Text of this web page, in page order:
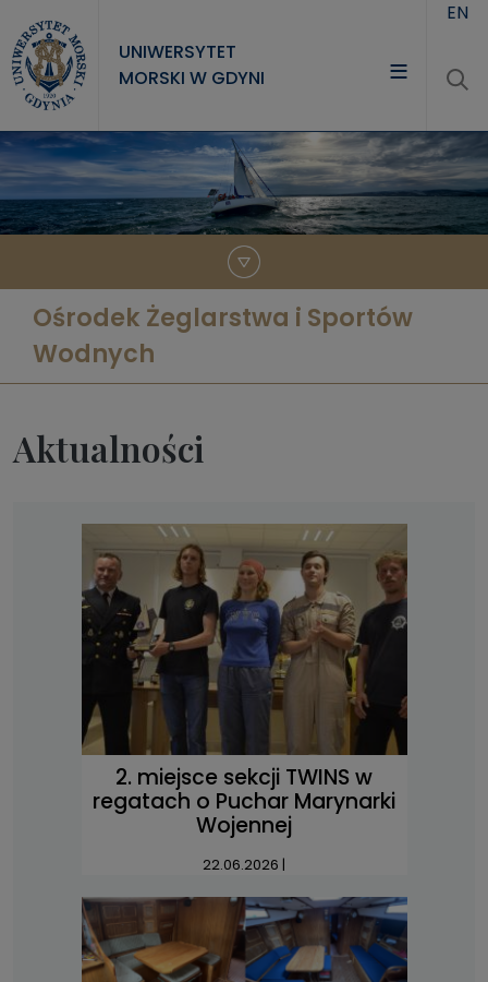
UNIWERSYTET
MORSKI W GDYNI
UNIWERSYTET
STUDIA
NAUKA
KONTAKT
EN
Ośrodek Żeglarstwa i Sportów
Wodnych
Aktualności
2. miejsce sekcji TWINS w
regatach o Puchar Marynarki
Wojennej
22.06.2026 |